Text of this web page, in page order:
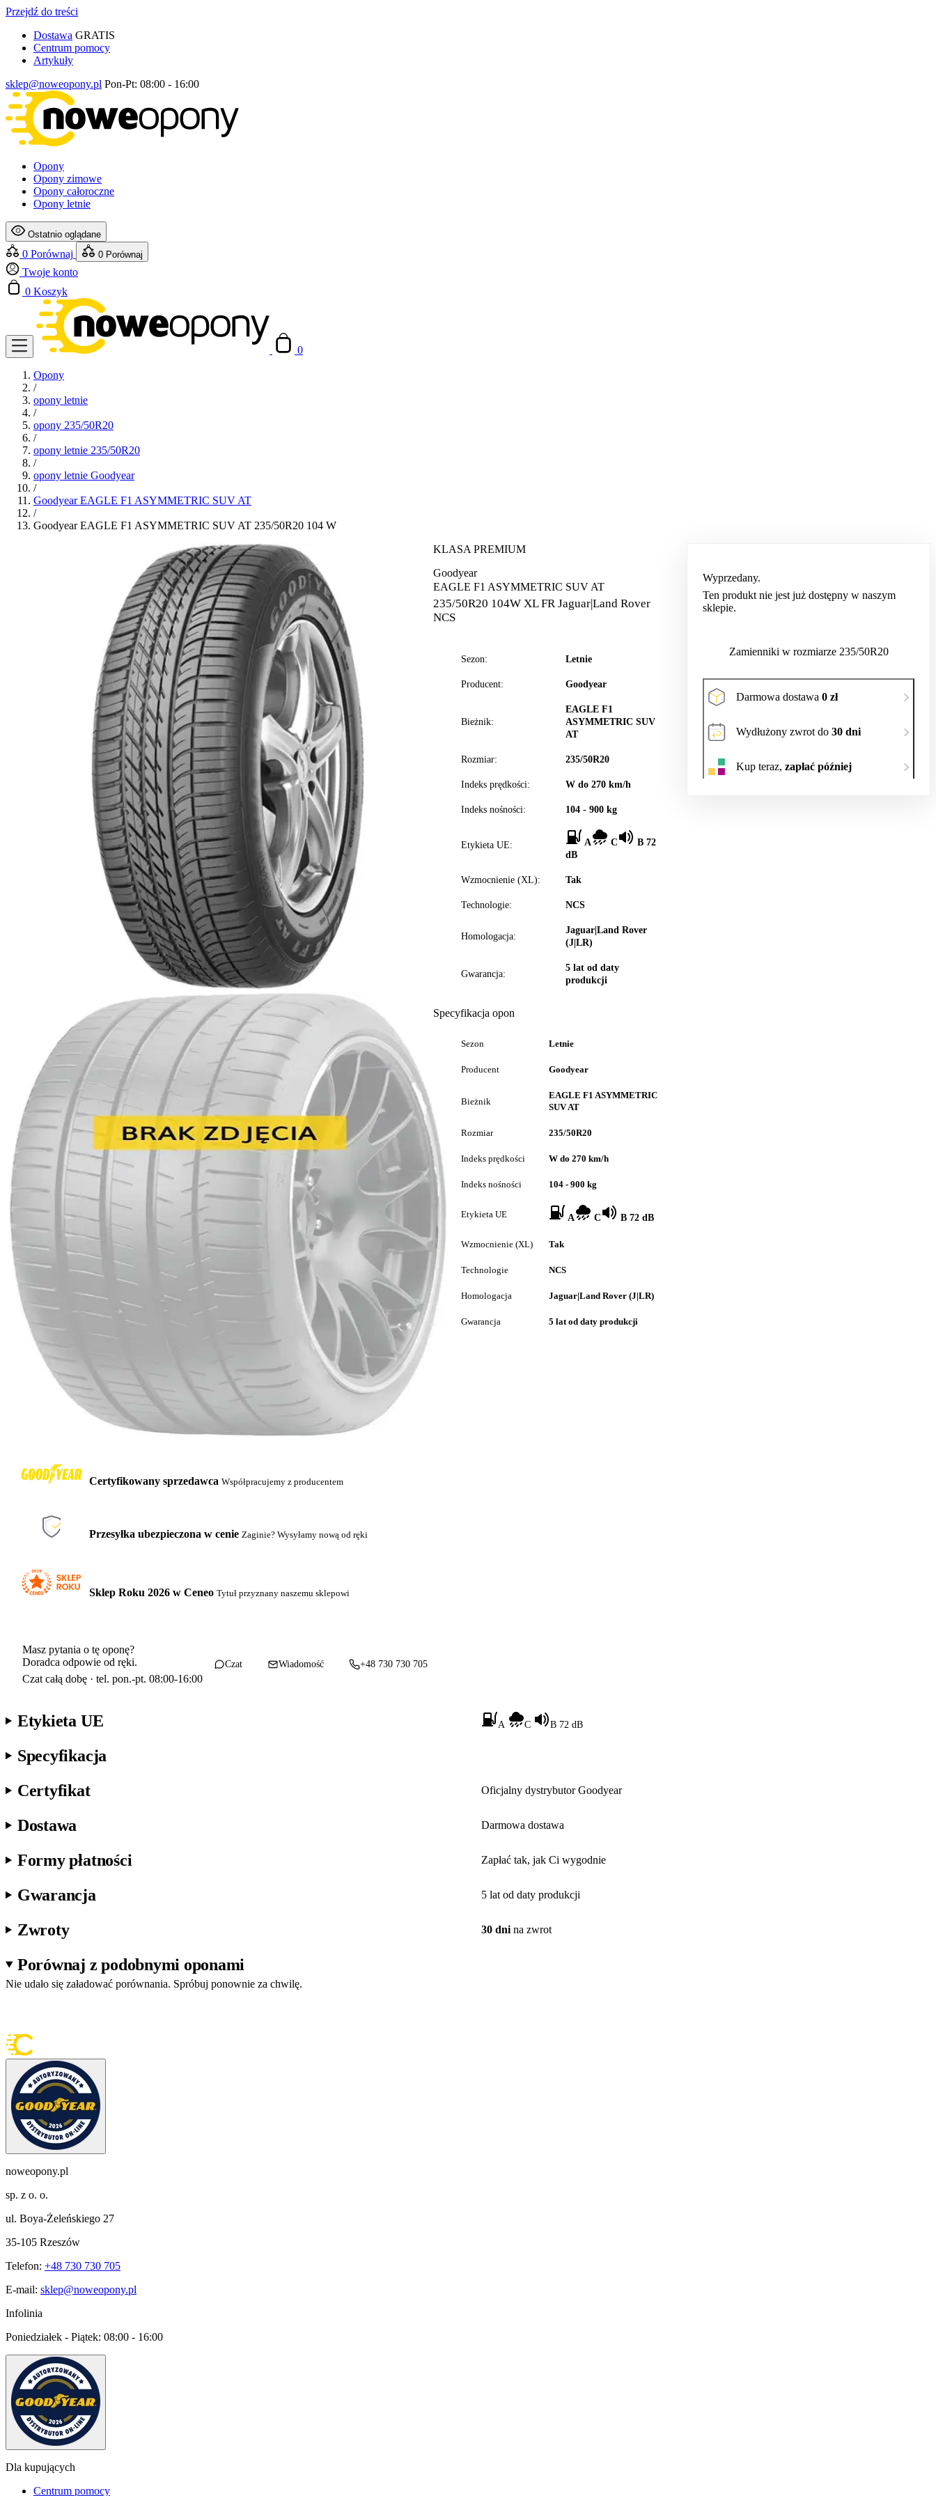
Przejdź do treści
Dostawa GRATIS
Centrum pomocy
Artykuły
sklep@noweopony.pl Pon-Pt: 08:00 - 16:00
Opony
Opony zimowe
Opony całoroczne
Opony letnie
Ostatnio oglądane
0 Porównaj 0 Porównaj
Twoje konto
0 Koszyk
0
Opony
/
opony letnie
/
opony 235/50R20
/
opony letnie 235/50R20
/
opony letnie Goodyear
/
Goodyear EAGLE F1 ASYMMETRIC SUV AT
/
Goodyear EAGLE F1 ASYMMETRIC SUV AT 235/50R20 104 W
KLASA PREMIUM
Goodyear
EAGLE F1 ASYMMETRIC SUV AT
235/50R20 104W XL FR Jaguar|Land Rover
NCS
Sezon: Letnie
Producent: Goodyear
Bieżnik:
EAGLE F1
ASYMMETRIC SUV
AT
Rozmiar: 235/50R20
Indeks prędkości: W do 270 km/h
Indeks nośności: 104 - 900 kg
Etykieta UE: A C
B 72
dB
Wzmocnienie (XL): Tak
Technologie: NCS
Homologacja:
Jaguar|Land Rover
(J|LR)
Gwarancja:
5 lat od daty
produkcji
Specyfikacja opon
Sezon Letnie
Producent Goodyear
Bieżnik
EAGLE F1 ASYMMETRIC
SUV AT
Rozmiar 235/50R20
Indeks prędkości W do 270 km/h
Indeks nośności 104 - 900 kg
Etykieta UE A C B 72 dB
Wzmocnienie (XL) Tak
Technologie NCS
Homologacja Jaguar|Land Rover (J|LR)
Gwarancja 5 lat od daty produkcji
Wyprzedany.
Ten produkt nie jest już dostępny w naszym
sklepie.
Zamienniki w rozmiarze 235/50R20
Darmowa dostawa 0 zł
Wydłużony zwrot do 30 dni
Kup teraz, zapłać później
Certyfikowany sprzedawca Współpracujemy z producentem
Przesyłka ubezpieczona w cenie Zaginie? Wysyłamy nową od ręki
Sklep Roku 2026 w Ceneo Tytuł przyznany naszemu sklepowi
Masz pytania o tę oponę?
Doradca odpowie od ręki.
Czat całą dobę · tel. pon.-pt. 08:00-16:00
Czat Wiadomość +48 730 730 705
Etykieta UE A C B 72 dB
Specyfikacja
Certyfikat
Oficjalny dystrybutor Goodyear
Dostawa Darmowa dostawa
Formy płatności Zapłać tak, jak Ci wygodnie
Gwarancja 5 lat od daty produkcji
Zwroty 30 dni na zwrot
Porównaj z podobnymi oponami
Nie udało się załadować porównania. Spróbuj ponownie za chwilę.
noweopony.pl
sp. z o. o.
ul. Boya-Żeleńskiego 27
35-105 Rzeszów
Telefon: +48 730 730 705
E-mail: sklep@noweopony.pl
Infolinia
Poniedziałek - Piątek: 08:00 - 16:00
Dla kupujących
Centrum pomocy